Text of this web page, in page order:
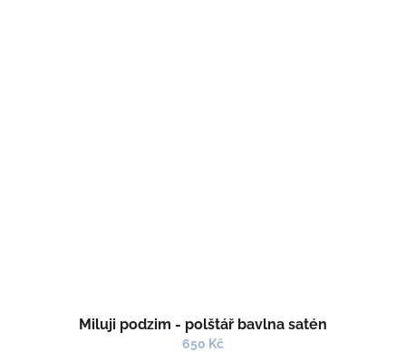
Miluji podzim - polštář bavlna satén
650 Kč